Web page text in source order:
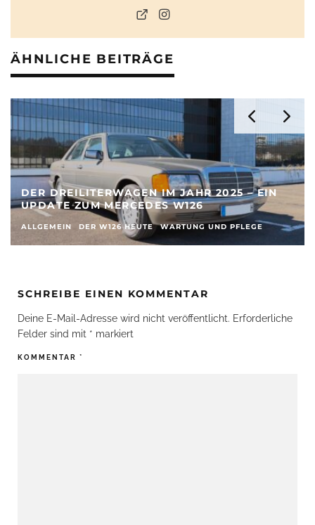
ÄHNLICHE BEITRÄGE
NACHLÄSSIGKEIT WIRD BESTRAFT – WENN
MAN SICH NICHT UM DIE BLECHDIVA
KÜMMERT (W126)
ALLGEMEIN DER W126 HEUTE
FAHRWERK
WARTUNG UND PFLEGE
SCHREIBE EINEN KOMMENTAR
Deine E-Mail-Adresse wird nicht veröffentlicht. Erforderliche
Felder sind mit * markiert
KOMMENTAR *